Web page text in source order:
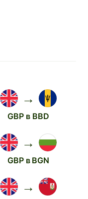
→
GBP в BBD
→
GBP в BGN
→